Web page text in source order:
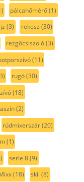
pálcahőmérő(1)
(3) rekesz (30)
rezgőcsiszoló(3)
(11)
rugó(30)
(18)
(2)
rúdmixerszár(20)
(1)
serie 8(9)
(18) skil (8)